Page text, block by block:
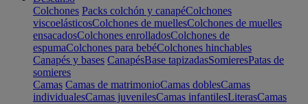
Colchones Packs colchón y canapéColchones
viscoelásticosColchones de muellesColchones de muelles
ensacadosColchones enrolladosColchones de
espumaColchones para bebéColchones hinchables
Canapés y bases CanapésBase tapizadasSomieresPatas de
somieres
Camas Camas de matrimonioCamas doblesCamas
individualesCamas juvenilesCamas infantilesLiterasCamas